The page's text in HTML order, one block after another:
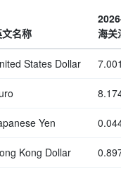
名称
海关
States Dollar
Yen
Kong Dollar